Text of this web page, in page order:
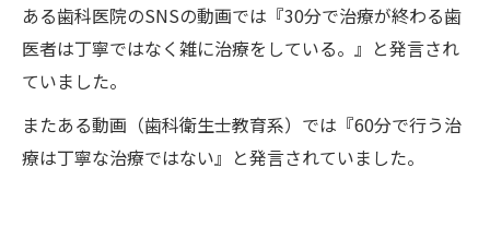
ある歯科医院のSNSの動画では『30分で治療が終わる歯
医者は丁寧ではなく雑に治療をしている。』と発言され
ていました。
またある動画（歯科衛生士教育系）では『60分で行う治
療は丁寧な治療ではない』と発言されていました。